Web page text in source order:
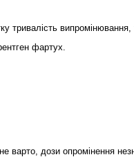
тривалість
фартух.
варто, дози опромінення